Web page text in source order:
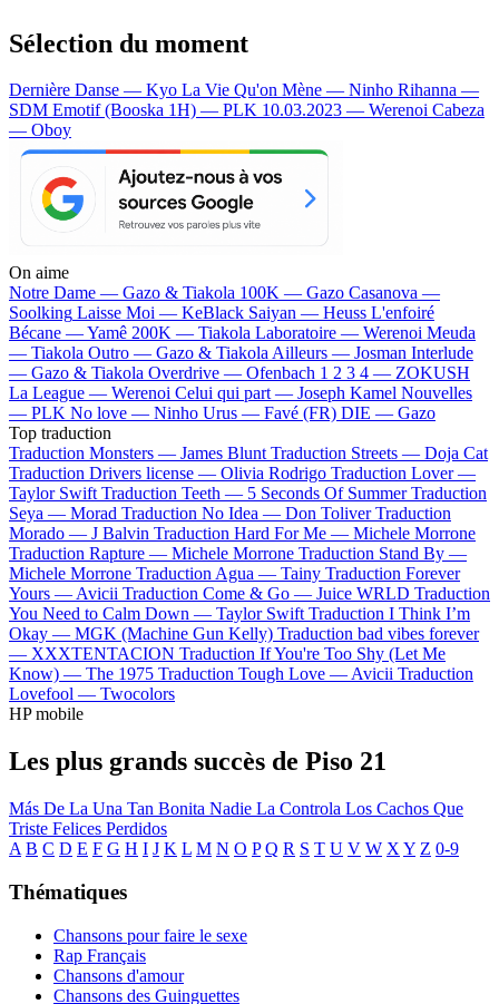
Sélection du moment
Dernière Danse — Kyo La Vie Qu'on Mène — Ninho Rihanna —
SDM Emotif (Booska 1H) — PLK 10.03.2023 — Werenoi Cabeza
— Oboy
On aime
Notre Dame — Gazo & Tiakola 100K — Gazo Casanova —
Soolking Laisse Moi — KeBlack Saiyan — Heuss L'enfoiré
Bécane —Yamê 200K — Tiakola Laboratoire — Werenoi Meuda
— Tiakola Outro — Gazo & TiakolaAilleurs — Josman Interlude
— Gazo & Tiakola Overdrive — Ofenbach 1 2 3 4 — ZOKUSH
La League — Werenoi Celui qui part — Joseph Kamel Nouvelles
— PLK No love — Ninho Urus — Favé (FR) DIE — Gazo
Top traduction
Traduction Monsters — James Blunt Traduction Streets — Doja Cat
Traduction Drivers license — Olivia Rodrigo Traduction Lover —
Taylor Swift Traduction Teeth — 5 Seconds Of Summer Traduction
Seya — Morad Traduction No Idea — Don Toliver Traduction
Morado — J Balvin Traduction Hard For Me — Michele Morrone
Traduction Rapture — Michele Morrone Traduction Stand By —
Michele Morrone Traduction Agua — Tainy Traduction Forever
Yours —Avicii Traduction Come & Go — Juice WRLD Traduction
You Need to Calm Down — Taylor Swift Traduction I Think I’m
Okay — MGK (Machine Gun Kelly) Traduction bad vibes forever
— XXXTENTACION Traduction If You're Too Shy (Let Me
Know) — The 1975 Traduction Tough Love —Avicii Traduction
Lovefool — Twocolors
HP mobile
Les plus grands succès de Piso 21
Más De La Una Tan Bonita Nadie La Controla Los Cachos Que
Triste Felices Perdidos
A B C D E F G H I J K L M N O P Q R S T U V W X Y Z 0-9
Thématiques
Chansons pour faire le sexe
Rap Français
Chansons d'amour
Chansons des Guinguettes